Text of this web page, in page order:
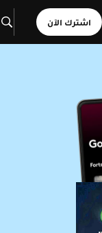
اشترك الآن